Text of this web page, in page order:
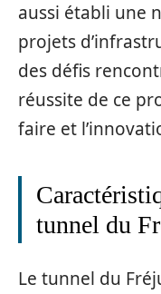
aussi établi une
projets
des défis
réussite de ce
faire et
tunnel du
Le tunnel du